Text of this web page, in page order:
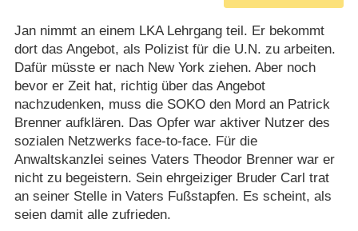
Jan nimmt an einem LKA Lehrgang teil. Er bekommt
dort das Angebot, als Polizist für die U.N. zu arbeiten.
Dafür müsste er nach New York ziehen. Aber noch
bevor er Zeit hat, richtig über das Angebot
nachzudenken, muss die SOKO den Mord an Patrick
Brenner aufklären. Das Opfer war aktiver Nutzer des
sozialen Netzwerks face-to-face. Für die
Anwaltskanzlei seines Vaters Theodor Brenner war er
nicht zu begeistern. Sein ehrgeiziger Bruder Carl trat
an seiner Stelle in Vaters Fußstapfen. Es scheint, als
seien damit alle zufrieden.